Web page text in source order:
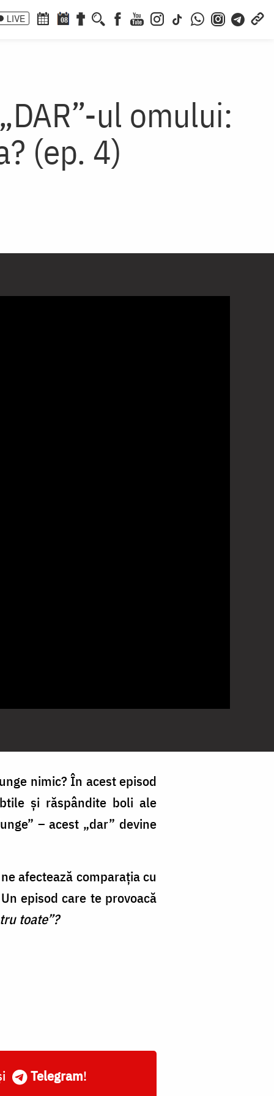
LIVE 08
ul omului:
(ep. 4)
nimic? În acest episod
și răspândite boli ale
– acest „dar” devine
afectează comparația cu
episod care te provoacă
toate”?
Telegram!